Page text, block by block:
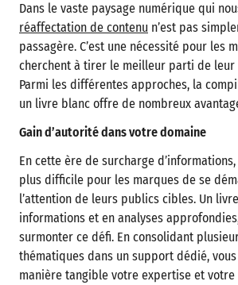
Dans le vaste paysage numérique qui
réaffectation de contenu n’est pas
passagère. C’est une nécessité pour les
cherchent à tirer le meilleur parti de leur
Parmi les différentes approches, la
un livre blanc offre de nombreux
Gain d’autorité dans votre domaine
En cette ère de surcharge
plus difficile pour les marques de se
l’attention de leurs publics cibles. Un
informations et en analyses
surmonter ce défi. En consolidant
thématiques dans un support dédié,
manière tangible votre expertise et